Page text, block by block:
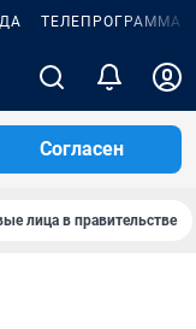
ТЕЛЕПРОГРАММА
Согласен
лица в правительстве